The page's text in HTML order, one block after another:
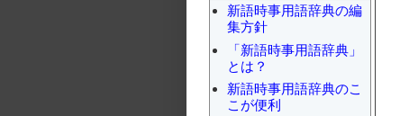
新語時事用語辞典の編
集方針
「新語時事用語辞典」
とは？
新語時事用語辞典のこ
こが便利